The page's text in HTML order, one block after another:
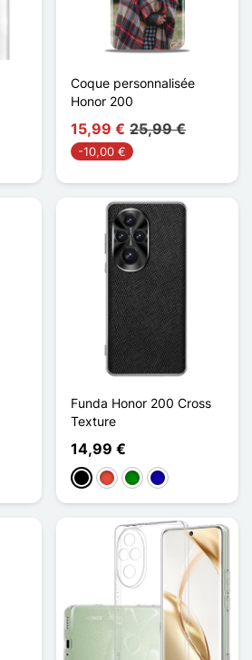
Coque personnalisée
Honor 200
15,99 € 25,99 €
-10,00 €
Funda Honor 200 Cross
Texture
14,99 €
NegroRojoVerdeAzul oscuro